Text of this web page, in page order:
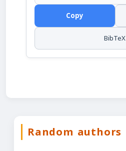
Copy
BibTeX
Random authors